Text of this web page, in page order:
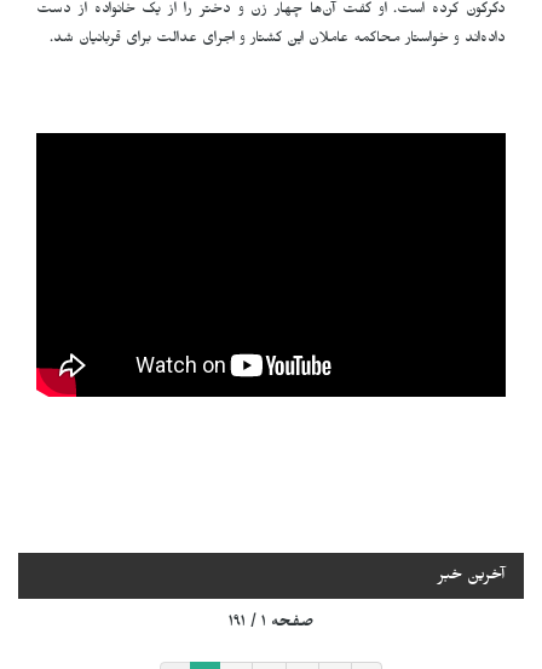
دگرگون کرده است. او گفت آن‌ها چهار زن و دختر را از یک خانواده از دست
داده‌اند و خواستار محاکمه عاملان این کشتار و اجرای عدالت برای قربانیان شد.
آخرین خبر
صفحه ۱ / ۱۹۱